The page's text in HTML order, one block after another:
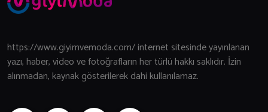
https://www.giyimvemoda.com/ internet sitesinde yayınlanan
yazı, haber, video ve fotoğrafların her türlü hakkı saklıdır. İzin
alınmadan, kaynak gösterilerek dahi kullanılamaz.